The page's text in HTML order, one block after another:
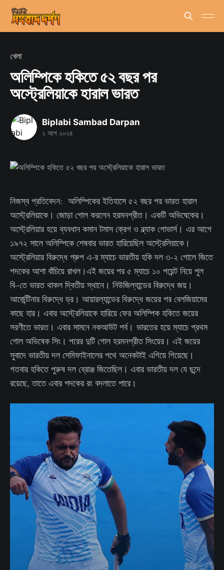
খেলা
অলিম্পিকে হকিতে ৫২ বছর পর
অস্ট্রেলিয়াকে হারাল ভারত
Biplabi Sambad Darpan
২ আগ ২০২৪
নিজস্ব প্রতিবেদন: অলিম্পিকের ইতিহাসে ৫২ বছর পর ভারত হারাল
অস্ট্রেলিয়াকে। জোড়া গোল করলেন হরমনপ্রীত। একটি অভিষেকের।
অস্ট্রেলিয়ার হয়ে ব্যবধান কমান টমাস ক্রেগ ও ব্ল্যাক গোভার্স। এর আগে
১৯৭২ সালে অলিম্পিকে শেষবার ভারত হারিয়েছিল অস্ট্রেলিয়াকে।
অস্ট্রেলিয়ার বিরুদ্ধে গ্রুপ এ-র ম্যাচে ভারতীয় হকি দল ৩-২ গোলে জিতে
পদকের আশা বাঁচিয়ে রাখল।এই জয়ের পর ৫ ম্যাচে ১০ পয়েন্ট নিয়ে পুল
বি–তে ভারত থাকল দ্বিতীয় স্থানে। নিউজিল্যান্ডের বিরুদ্ধে জয়।
আর্জেন্টিনার বিরুদ্ধে ড্র। আয়ারল্যান্ডের বিরুদ্ধে জয়ের পর বেলজিয়ামের
কাছে হার। এবার অস্ট্রেলিয়াকে হারিয়ে ফের অলিম্পিক হকিতে জয়ের
সরণীতে ভারত। এবার সামনে নকআউট পর্ব। ভারতের হয়ে ম্যাচে প্রথম
গোল অভিষেক সিং। পরের দুটি গোল হরমনপ্রীত সিংয়ের। এই জয়ের
সুবাদে ভারতীয় দল সেমিফাইনালের পথে অনেকটাই এগিয়ে গিয়েছে।
গতবার হকিতে পুরুষ দল ব্রোঞ্জ জিতেছিল। এবার ভারতীয় দল যে ছন্দে
রয়েছে, তাতে এবার পদকের রং বদলাতে পারে।